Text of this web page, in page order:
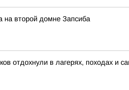
на второй домне Запсиба
отдохнули в лагерях, походах и